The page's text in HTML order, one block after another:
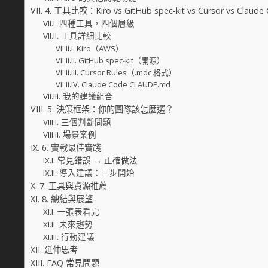
4. 工具比較：Kiro vs GitHub spec-kit vs Cursor vs Claude
四種工具，四個層級
工具詳細比較
Kiro（AWS）
GitHub spec-kit（開源）
Cursor Rules（.mdc 格式）
Claude Code CLAUDE.md
我的建議組合
5. 決策框架：你的團隊該怎麼選？
三個判斷問題
場景案例
6. 實戰最佳實踐
常見錯誤 → 正確做法
導入建議：三步開始
7. 工具與資源推薦
8. 總結與展望
一張表看完
未來趨勢
行動建議
延伸思考
FAQ 常見問題